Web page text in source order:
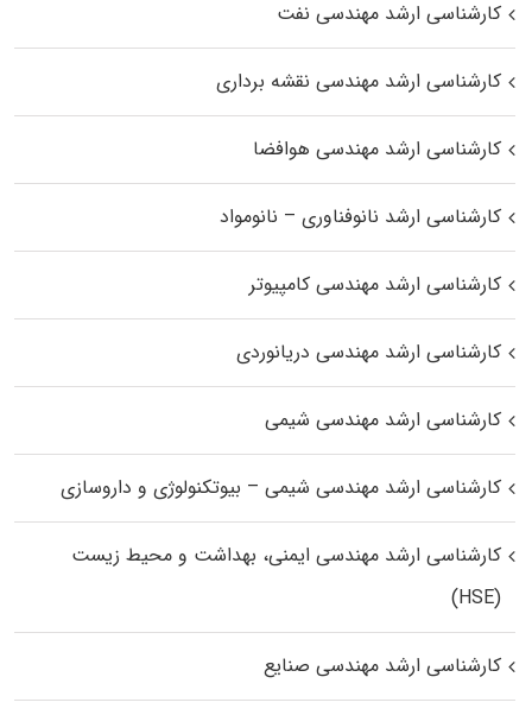
کارشناسی ارشد مهندسی نفت
کارشناسی ارشد مهندسی نقشه برداری
کارشناسی ارشد مهندسی هوافضا
کارشناسی ارشد نانوفناوری – نانومواد
کارشناسی ارشد مهندسی کامپیوتر
کارشناسی ارشد مهندسی دریانوردی
کارشناسی ارشد مهندسی شیمی
کارشناسی ارشد مهندسی شیمی – بیوتکنولوژی و داروسازی
کارشناسی ارشد مهندسی ایمنی، بهداشت و محیط زیست
(HSE)
کارشناسی ارشد مهندسی صنایع